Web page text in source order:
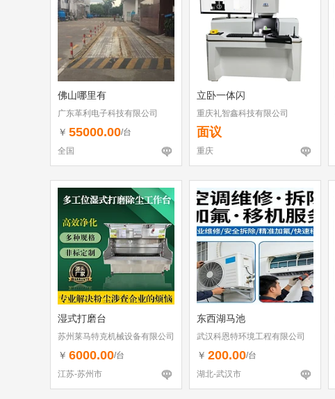
佛山哪里有
广东革利电子科技有限公司
￥ 55000.00/台
全国
立卧一体闪
重庆礼智鑫科技有限公司
面议
重庆
湿式打磨台
苏州莱马特克机械设备有限公司
￥ 6000.00/台
江苏-苏州市
东西湖马池
武汉科恩特环境工程有限公司
￥ 200.00/台
湖北-武汉市